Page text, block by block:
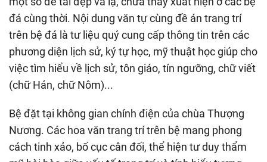
đá cùng thời. Nội dung văn tự cùng đề án trang trí
trên bệ đá là tư liệu quý cung cấp thông tin trên các
phương diện lịch sử, ký tự học, mỹ thuật học giúp cho
việc tìm hiểu về lịch sử, tôn giáo, tín ngưỡng, chữ viết
(chữ Hán, chữ Nôm)...
Bệ đặt tại không gian chính điện của chùa Thượng
Nương. Các hoa văn trang trí trên bệ mang phong
cách tinh xảo, bố cục cân đối, thể hiện tư duy thẩm